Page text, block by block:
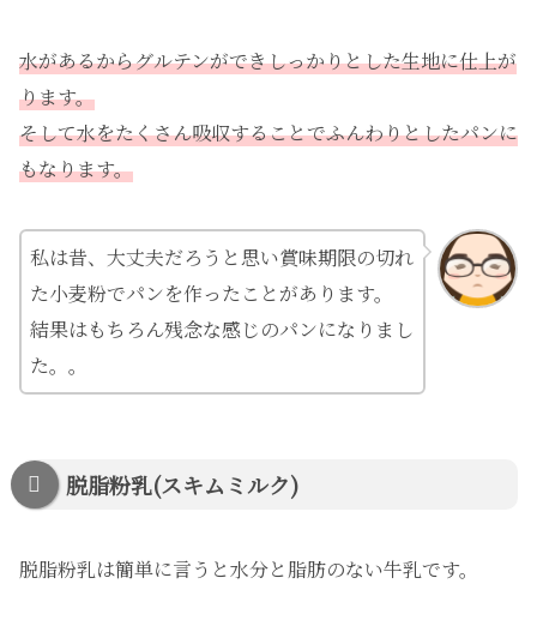
水があるからグルテンができしっかりとした生地に仕上が
ります。
そして水をたくさん吸収することでふんわりとしたパンに
もなります。
私は昔、大丈夫だろうと思い賞味期限の切れ
た小麦粉でパンを作ったことがあります。
結果はもちろん残念な感じのパンになりまし
た。。
脱脂粉乳(スキムミルク)
脱脂粉乳は簡単に言うと水分と脂肪のない牛乳です。